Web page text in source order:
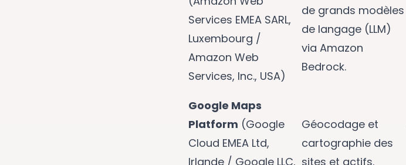
Services EMEA SARL,
Luxembourg /
Amazon Web
Services, Inc., USA)
de grands modèles
de langage (LLM)
via Amazon
Bedrock.
Google Maps
Platform (Google
Cloud EMEA Ltd,
Irlande / Google LLC,
Géocodage et
cartographie des
sites et actifs.